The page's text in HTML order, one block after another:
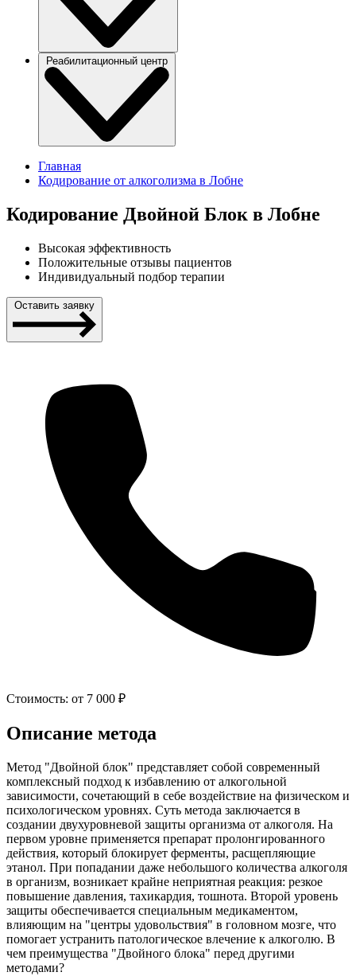
Реабилитационный центр
Главная
Кодирование от алкоголизма в Лобне
Кодирование Двойной Блок в Лобне
Высокая эффективность
Положительные отзывы пациентов
Индивидуальный подбор терапии
Оставить заявку
Стоимость: от 7 000 ₽
Описание метода
Метод "Двойной блок" представляет собой современный
комплексный подход к избавлению от алкогольной
зависимости, сочетающий в себе воздействие на физическом и
психологическом уровнях. Суть метода заключается в
создании двухуровневой защиты организма от алкоголя. На
первом уровне применяется препарат пролонгированного
действия, который блокирует ферменты, расщепляющие
этанол. При попадании даже небольшого количества алкоголя
в организм, возникает крайне неприятная реакция: резкое
повышение давления, тахикардия, тошнота. Второй уровень
защиты обеспечивается специальным медикаментом,
влияющим на "центры удовольствия" в головном мозге, что
помогает устранить патологическое влечение к алкоголю. В
чем преимущества "Двойного блока" перед другими
методами?